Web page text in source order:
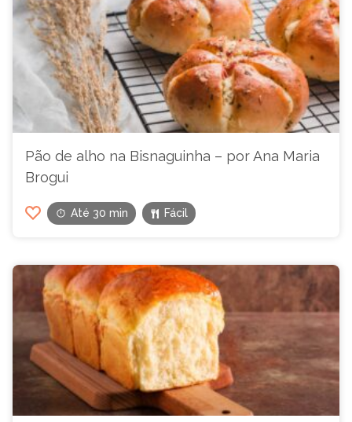
Pão de alho na Bisnaguinha – por Ana Maria
Brogui
Até 30 min Fácil